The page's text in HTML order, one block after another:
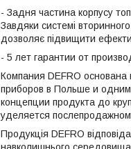
- Задня частина корпусу
Завдяки системі
дозволяє підвищити
- 5 лет гарантии от
Компания DEFRO
приборов в Польше и одним
концепции продукта до
уделяется
Продукція DEFRO
навколишнього середовища.